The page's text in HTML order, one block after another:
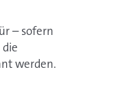
– sofern
werden.